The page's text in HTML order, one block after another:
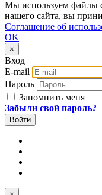
Мы используем файлы
нашего сайта, вы
Соглашение об
OK
×
Вход
E-mail
Пароль
Запомнить меня
Забыли свой пароль?